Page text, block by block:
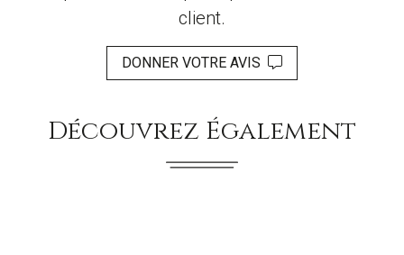
client.
DONNER VOTRE AVIS
Découvrez Également